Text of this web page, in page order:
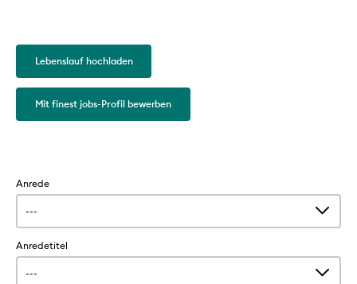
Lebenslauf hochladen
Mit finest jobs-Profil bewerben
Anrede
Anredetitel